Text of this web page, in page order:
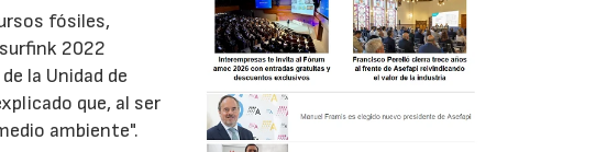
fósiles,
2022
la Unidad de
que, al ser
ambiente".